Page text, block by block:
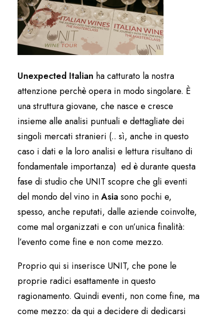
Unexpected Italian ha catturato la nostra
attenzione perchè opera in modo singolare. È
una struttura giovane, che nasce e cresce
insieme alle analisi puntuali e dettagliate dei
singoli mercati stranieri (.. sì, anche in questo
caso i dati e la loro analisi e lettura risultano di
fondamentale importanza) ed è durante questa
fase di studio che UNIT scopre che gli eventi
del mondo del vino inAsia sono pochi e,
spesso, anche reputati, dalle aziende coinvolte,
come mal organizzati e con un’unica finalità:
l’evento come fine e non come mezzo.
Proprio qui si inserisce UNIT, che pone le
proprie radici esattamente in questo
ragionamento. Quindi eventi, non come fine, ma
come mezzo: da qui a decidere di dedicarsi